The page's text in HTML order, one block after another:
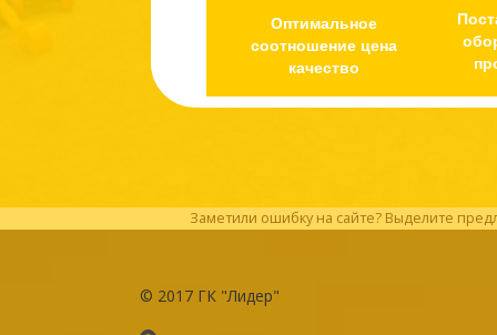
Оптимальное
соотношение цена
качество
Заметили ошибку на сайте? Выделите
© 2017 ГК "Лидер"